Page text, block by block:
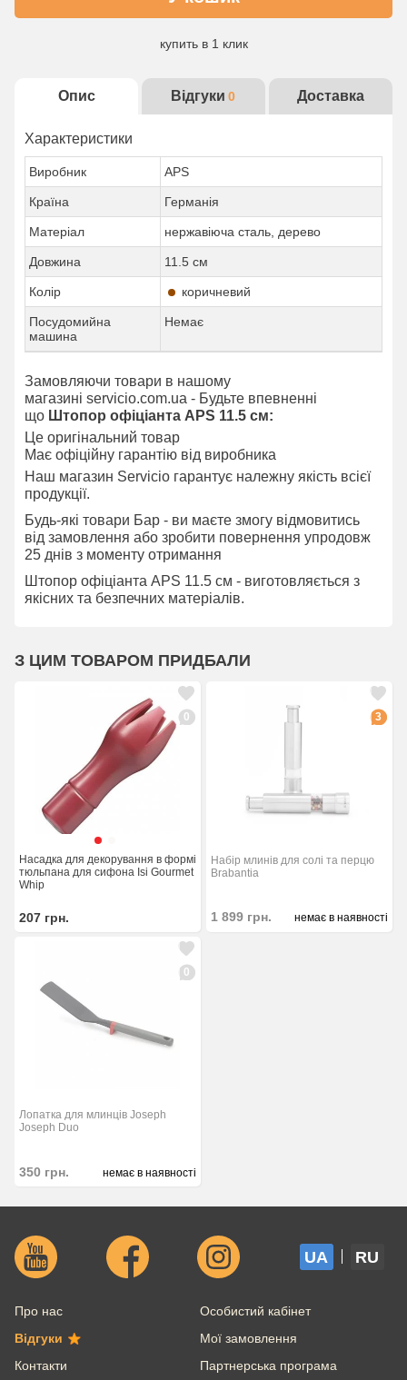
купить в 1 клик
Детальнее об услуге
Опис Відгуки 0 Доставка
Характеристики
Виробник APS
Країна Германія
Матеріал нержавіюча сталь, дерево
Довжина 11.5 см
Колір коричневий
Посудомийна
машина
Немає
Замовляючи товари в нашому
магазині servicio.com.ua - Будьте впевненні
що Штопор офіціанта APS 11.5 см:
Це оригінальний товар
Має офіційну гарантію від виробника
Наш магазин Servicio гарантує належну якість всієї
продукції.
Будь-які товари Бар - ви маєте змогу відмовитись
від замовлення або зробити повернення упродовж
25 днів з моменту отримання
Штопор офіціанта APS 11.5 см - виготовляється з
якісних та безпечних матеріалів.
З ЦИМ ТОВАРОМ ПРИДБАЛИ
0
Насадка для декорування в формі
тюльпана для сифона Isi Gourmet
Whip
207 грн.
3
Набір млинів для солі та перцю
Brabantia
1 899 грн. немає в наявності
0
Лопатка для млинців Joseph
Joseph Duo
350 грн. немає в наявності
UA RU
Про нас
Відгуки
Контакти
Особистий кабінет
Мої замовлення
Партнерська програма